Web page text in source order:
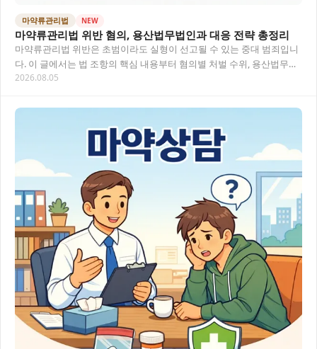
마약류관리법 NEW
마약류관리법 위반 혐의, 용산법무법인과 대응 전략 총정리
마약류관리법 위반은 초범이라도 실형이 선고될 수 있는 중대 범죄입니
다. 이 글에서는 법 조항의 핵심 내용부터 혐의별 처벌 수위, 용산법무법
인을 통한 실질적 법률상담 흐름까지 한 번…
2026.08.05